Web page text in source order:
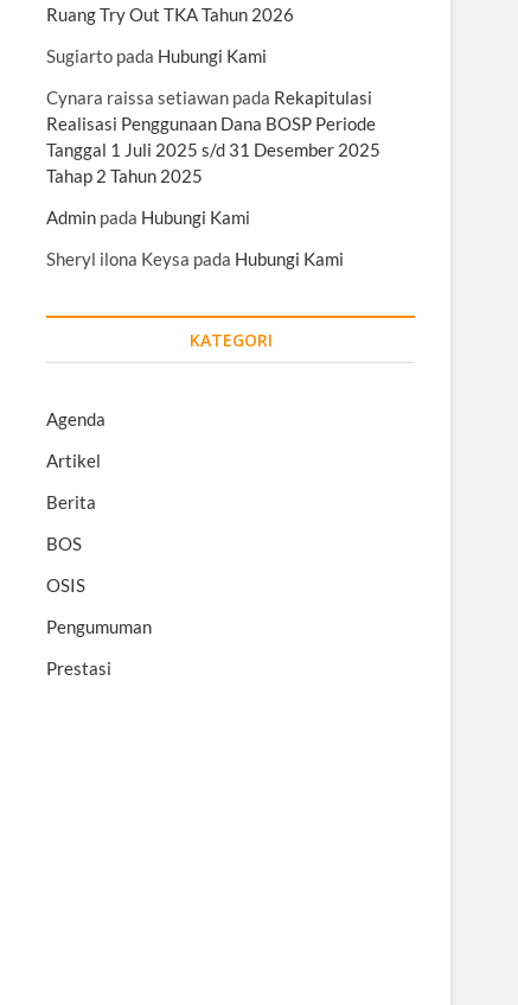
Ruang Try Out TKA Tahun 2026
Sugiarto pada Hubungi Kami
Cynara raissa setiawan pada Rekapitulasi
Realisasi Penggunaan Dana BOSP Periode
Tanggal 1 Juli 2025 s/d 31 Desember 2025
Tahap 2 Tahun 2025
Admin pada Hubungi Kami
Sheryl ilona Keysa pada Hubungi Kami
KATEGORI
Agenda
Artikel
Berita
BOS
OSIS
Pengumuman
Prestasi